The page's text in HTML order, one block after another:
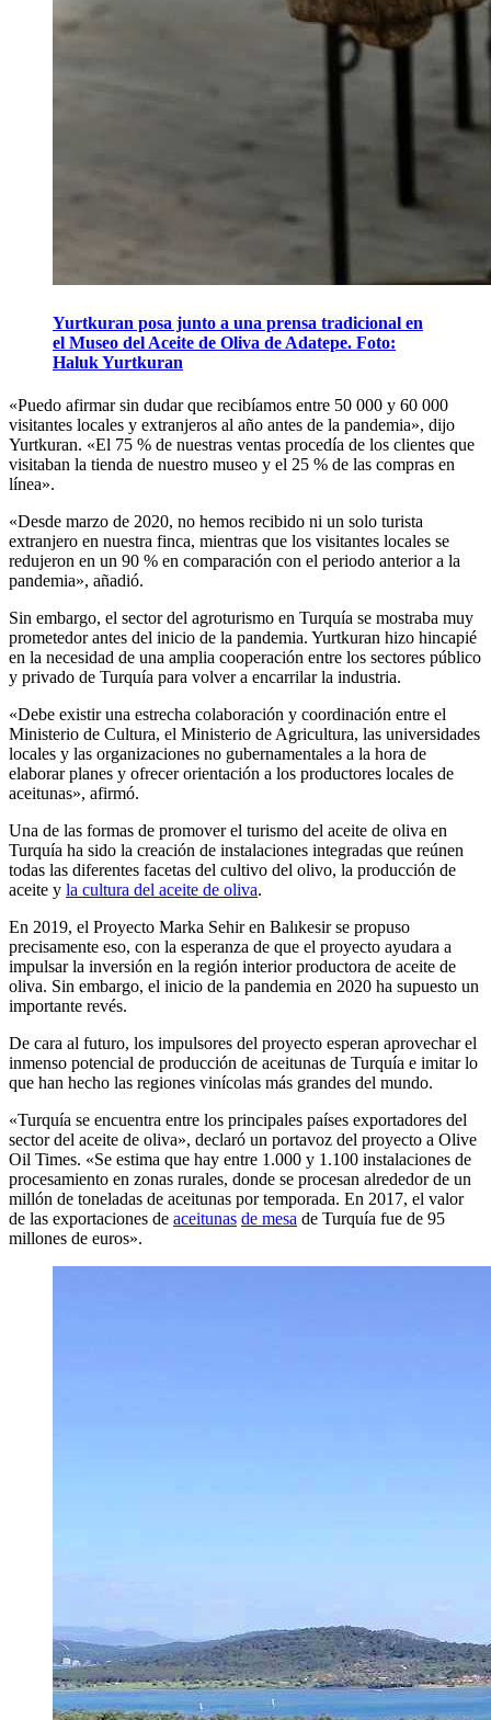
Yurtkuran posa junto a una prensa tradicional en
el Museo del Aceite de Oliva de Adatepe. Foto:
Haluk Yurtkuran
«Puedo afirmar sin dudar que recibíamos entre 50 000 y 60 000
visitantes locales y extranjeros al año antes de la pandemia», dijo
Yurtkuran. «El 75 % de nuestras ventas procedía de los clientes que
visitaban la tienda de nuestro museo y el 25 % de las compras en
línea».
«Desde marzo de 2020, no hemos recibido ni un solo turista
extranjero en nuestra finca, mientras que los visitantes locales se
redujeron en un 90 % en comparación con el periodo anterior a la
pandemia», añadió.
Sin embargo, el sector del agroturismo en Turquía se mostraba muy
prometedor antes del inicio de la pandemia. Yurtkuran hizo hincapié
en la necesidad de una amplia cooperación entre los sectores público
y privado de Turquía para volver a encarrilar la industria.
«Debe existir una estrecha colaboración y coordinación entre el
Ministerio de Cultura, el Ministerio de Agricultura, las universidades
locales y las organizaciones no gubernamentales a la hora de
elaborar planes y ofrecer orientación a los productores locales de
aceitunas», afirmó.
Una de las formas de promover el turismo del aceite de oliva en
Turquía ha sido la creación de instalaciones integradas que reúnen
todas las diferentes facetas del cultivo del olivo, la producción de
aceite y la cultura del aceite de oliva.
En 2019, el Proyecto Marka Sehir en Balıkesir se propuso
precisamente eso, con la esperanza de que el proyecto ayudara a
impulsar la inversión en la región interior productora de aceite de
oliva. Sin embargo, el inicio de la pandemia en 2020 ha supuesto un
importante revés.
De cara al futuro, los impulsores del proyecto esperan aprovechar el
inmenso potencial de producción de aceitunas de Turquía e imitar lo
que han hecho las regiones vinícolas más grandes del mundo.
«Turquía se encuentra entre los principales países exportadores del
sector del aceite de oliva», declaró un portavoz del proyecto a Olive
Oil Times. «Se estima que hay entre 1.000 y 1.100 instalaciones de
procesamiento en zonas rurales, donde se procesan alrededor de un
millón de toneladas de aceitunas por temporada. En 2017, el valor
de las exportaciones de aceitunas de mesa de Turquía fue de 95
millones de euros».